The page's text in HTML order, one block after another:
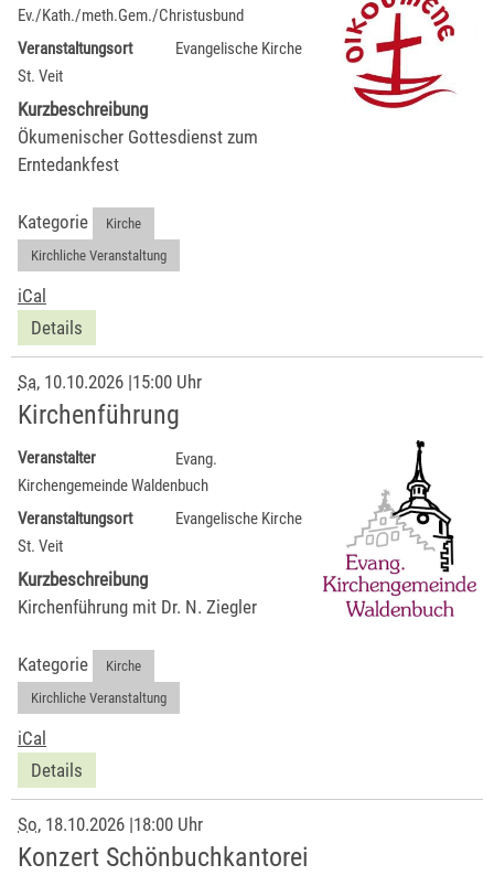
Ev./Kath./meth.Gem./Christusbund
Veranstaltungsort
Evangelische Kirche
St. Veit
Kurzbeschreibung
Ökumenischer Gottesdienst zum
Erntedankfest
Kategorie Kirche
Kirchliche Veranstaltung
iCal
Details
Sa, 10.10.2026 |15:00 Uhr
Kirchenführung
Veranstalter
Evang.
Kirchengemeinde Waldenbuch
Veranstaltungsort
Evangelische Kirche
St. Veit
Kurzbeschreibung
Kirchenführung mit Dr. N. Ziegler
Kategorie Kirche
Kirchliche Veranstaltung
iCal
Details
So, 18.10.2026 |18:00 Uhr
Konzert Schönbuchkantorei